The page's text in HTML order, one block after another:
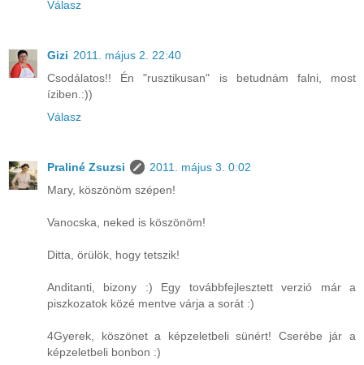
Válasz
Gizi 2011. május 2. 22:40
Csodálatos!! Én "rusztikusan" is betudnám falni, most
íziben.:))
Válasz
Praliné Zsuzsi
2011. május 3. 0:02
Mary, köszönöm szépen!
Vanocska, neked is köszönöm!
Ditta, örülök, hogy tetszik!
Anditanti, bizony :) Egy továbbfejlesztett verzió már a
piszkozatok közé mentve várja a sorát :)
4Gyerek, köszönet a képzeletbeli sünért! Cserébe jár a
képzeletbeli bonbon :)